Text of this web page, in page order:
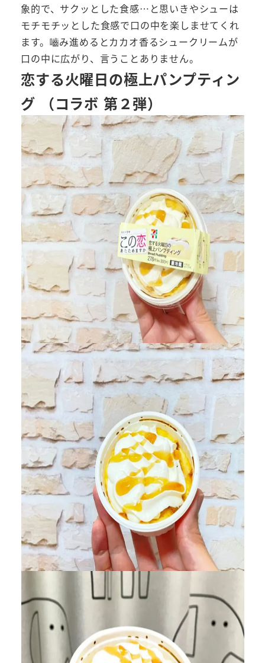
象的で、サクッとした食感…と思いきやシューは
モチモチッとした食感で口の中を楽しませてくれ
ます。嚙み進めるとカカオ香るシュークリームが
口の中に広がり、言うことありません。
恋する火曜日の極上パンプティン
グ （コラボ 第２弾）